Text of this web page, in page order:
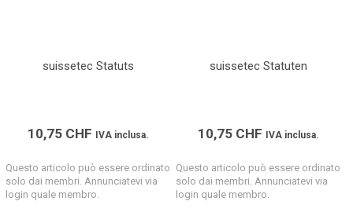
suissetec Statuts
10,75 CHF IVA inclusa.
Questo articolo può essere ordinato
solo dai membri. Annunciatevi via
login quale membro.
suissetec Statuten
10,75 CHF IVA inclusa.
Questo articolo può essere ordinato
solo dai membri. Annunciatevi via
login quale membro.